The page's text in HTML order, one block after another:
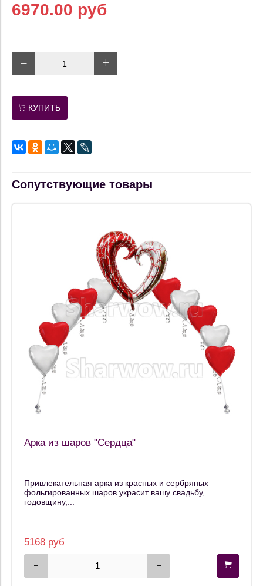
6970.00 руб
КУПИТЬ
Сопутствующие товары
Арка из шаров "Сердца"
Привлекательная арка из красных и сербряных
фольгированных шаров украсит вашу свадьбу,
годовщину,...
5168 руб